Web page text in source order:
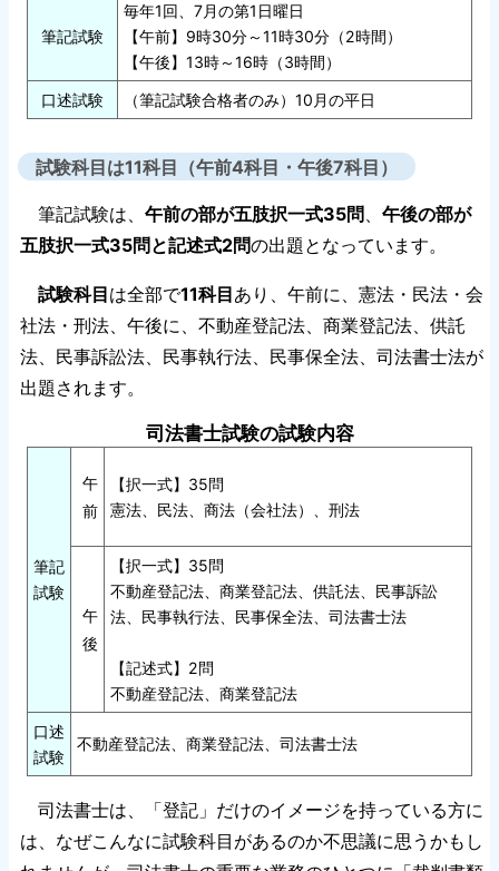
筆記試験
毎年1回、7月の第1日曜日
【午前】9時30分～11時30分（2時間）
【午後】13時～16時（3時間）
口述試験
（筆記試験合格者のみ）10月の平日
試験科目は11科目（午前4科目・午後7科目）
筆記試験は、 午前の部が五肢択一式35問 、 午後の部が
五肢択一式35問と記述式2問の出題となっています。
試験科目は全部で11科目あり、午前に、憲法・民法・会
社法・刑法、午後に、不動産登記法、商業登記法、供託
法、民事訴訟法、民事執行法、民事保全法、司法書士法が
出題されます。
司法書士試験の試験内容
筆記
試験
午
前
【択一式】35問
憲法、民法、商法（会社法）、刑法
午
後
【択一式】35問
不動産登記法、商業登記法、供託法、民事訴訟
法、民事執行法、民事保全法、司法書士法
【記述式】2問
不動産登記法、商業登記法
口述
試験
不動産登記法、商業登記法、司法書士法
司法書士は、「登記」だけのイメージを持っている方に
は、なぜこんなに試験科目があるのか不思議に思うかもし